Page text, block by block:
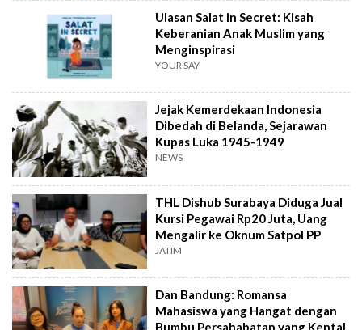
Ulasan Salat in Secret: Kisah
Keberanian Anak Muslim yang
Menginspirasi
YOUR SAY
Jejak Kemerdekaan Indonesia
Dibedah di Belanda, Sejarawan
Kupas Luka 1945-1949
NEWS
THL Dishub Surabaya Diduga Jual
Kursi Pegawai Rp20 Juta, Uang
Mengalir ke Oknum Satpol PP
JATIM
Dan Bandung: Romansa
Mahasiswa yang Hangat dengan